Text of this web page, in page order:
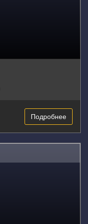
Подробнее